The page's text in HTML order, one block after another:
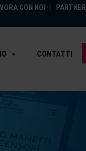
CON NOI PARTNER
CONTATTI